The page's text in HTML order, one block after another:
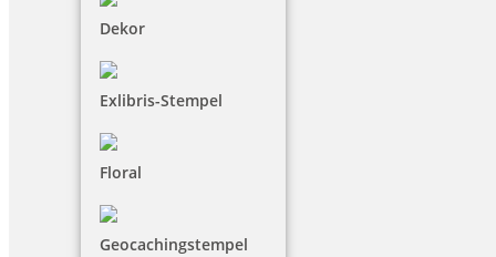
Dekor
Exlibris-Stempel
Floral
Geocachingstempel